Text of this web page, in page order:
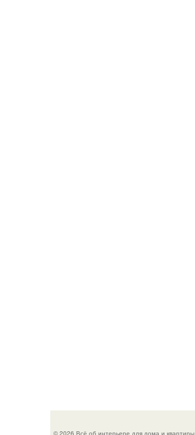
© 2026 Всё об интерьере для дома и квартиры